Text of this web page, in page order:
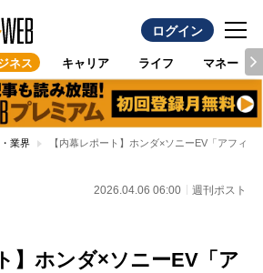
ログイン
ネス キャリア ライフ マネー
業界 【内幕レポート】ホンダ×ソニーEV「アフィ
2026.04.06 06:00 週刊ポスト
】ホンダ×ソニーEV「ア